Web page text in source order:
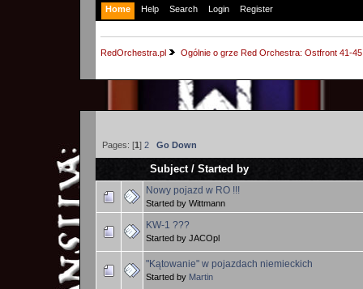
Home Help Search Login Register
RedOrchestra.pl Ogólnie o grze Red Orchestra: Ostfront 41-45
Pages: [1] 2 Go Down
Subject/Started by
Nowy pojazd w RO !!!
Started by Wittmann
KW-1 ???
Started by JACOpl
"Kątowanie" w pojazdach niemieckich
Started by Martin